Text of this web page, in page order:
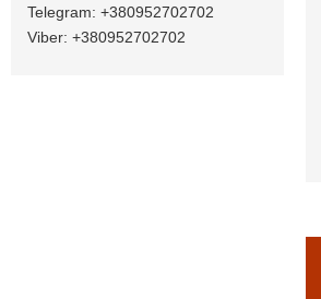
+380952702702
+380952702702